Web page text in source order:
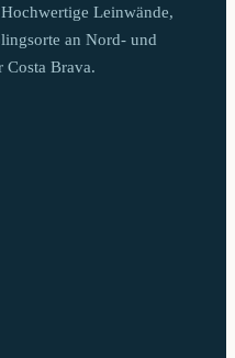
können
der
Produktseite
Leinwände,
an Nord- und
Costa Brava.